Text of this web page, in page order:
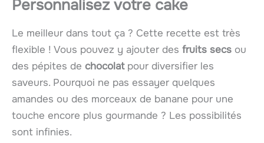
Personnalisez votre cake
Le meilleur dans tout ça ? Cette recette est très
flexible ! Vous pouvez y ajouter des fruits secs ou
des pépites de chocolatpour diversifier les
saveurs. Pourquoi ne pas essayer quelques
amandes ou des morceaux de banane pour une
touche encore plus gourmande ? Les possibilités
sont infinies.